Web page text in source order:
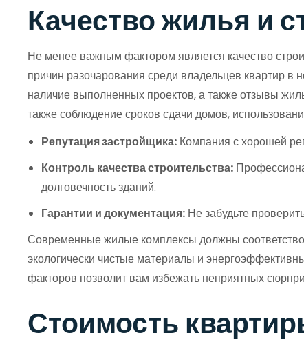
Качество жилья и
Не менее важным фактором является качество
причин разочарования среди владельцев квартир в
наличие выполненных проектов, а также отзывы
также соблюдение сроков сдачи домов,
Репутация застройщика: Компания с хорошей
Контроль качества строительства:
долговечность зданий.
Гарантии и документация: Не забудьте
Современные жилые комплексы должны
экологически чистые материалы и
факторов позволит вам избежать неприятных
Стоимость